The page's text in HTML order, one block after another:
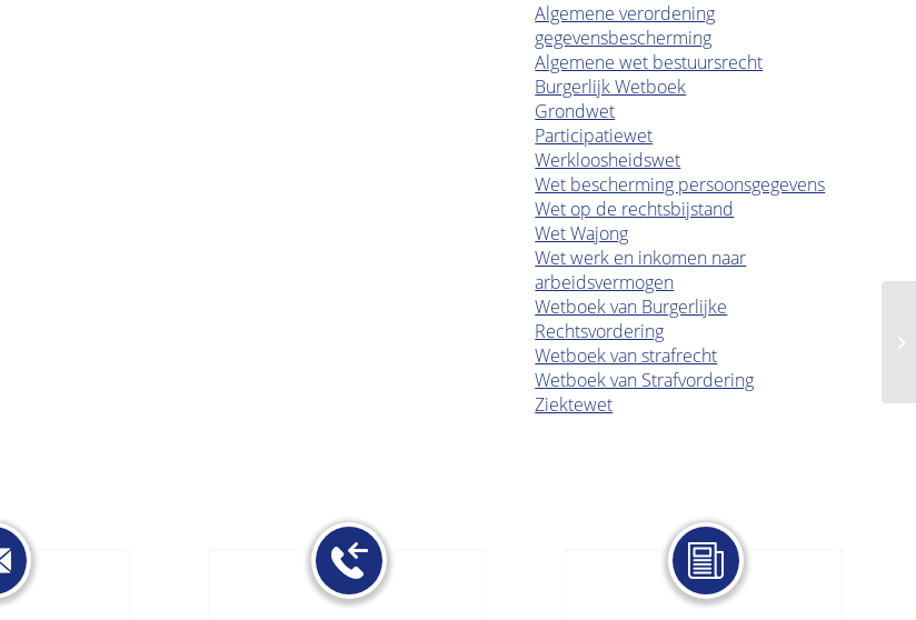
Algemene verordening
gegevensbescherming
Algemene wet bestuursrecht
Burgerlijk Wetboek
Grondwet
Participatiewet
Werkloosheidswet
Wet bescherming persoonsgegevens
Wet op de rechtsbijstand
Wet Wajong
Wet werk en inkomen naar
arbeidsvermogen
Wetboek van Burgerlijke
Rechtsvordering
Wetboek van strafrecht
Wetboek van Strafvordering
Ziektewet